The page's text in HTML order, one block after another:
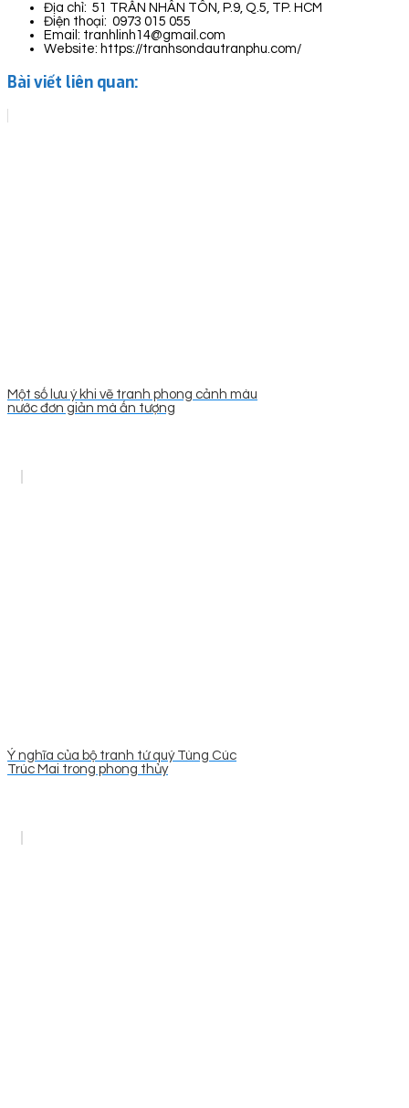
Địa chỉ: 51 TRẦN NHÂN TÔN, P.9, Q.5, TP. HCM
Điện thoại: 0973 015 055
Email: tranhlinh14@gmail.com
Website: https://tranhsondautranphu.com/
Bài viết liên quan:
Một số lưu ý khi vẽ tranh phong cảnh màu
nước đơn giản mà ấn tượng
Ý nghĩa của bộ tranh tứ quý Tùng Cúc
Trúc Mai trong phong thủy